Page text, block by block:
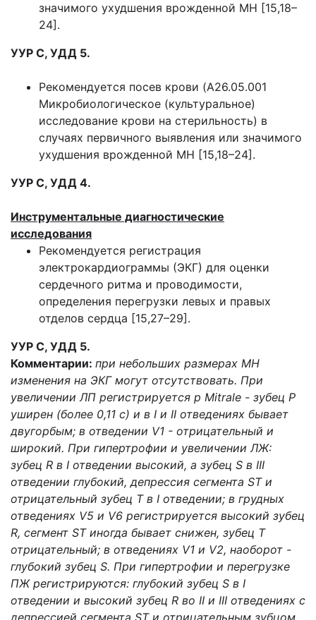
значимого ухудшения врожденной МН [15,18–
24].
УУР С, УДД 5.
Рекомендуется посев крови (A26.05.001
Микробиологическое (культуральное)
исследование крови на стерильность) в
случаях первичного выявления или значимого
ухудшения врожденной МН [15,18–24].
УУР С, УДД 4.
Инструментальные диагностические
исследования
Рекомендуется регистрация
электрокардиограммы (ЭКГ) для оценки
сердечного ритма и проводимости,
определения перегрузки левых и правых
отделов сердца [15,27–29].
УУР С, УДД 5.
Комментарии: при небольших размерах МН
изменения на ЭКГ могут отсутствовать. При
увеличении ЛП регистрируется р Mitrale - зубец Р
уширен (более 0,11 с) и в I и II отведениях бывает
двугорбым; в отведении V1 - отрицательный и
широкий. При гипертрофии и увеличении ЛЖ:
зубец R в I отведении высокий, а зубец S в III
отведении глубокий, депрессия сегмента ST и
отрицательный зубец Т в I отведении; в грудных
отведениях V5 и V6 регистрируется высокий зубец
R, сегмент ST иногда бывает снижен, зубец Т
отрицательный; в отведениях V1 и V2, наоборот -
глубокий зубец S. При гипертрофии и перегрузке
ПЖ регистрируются: глубокий зубец S в I
отведении и высокий зубец R во II и III отведениях с
депрессией сегмента ST и отрицательным зубцом